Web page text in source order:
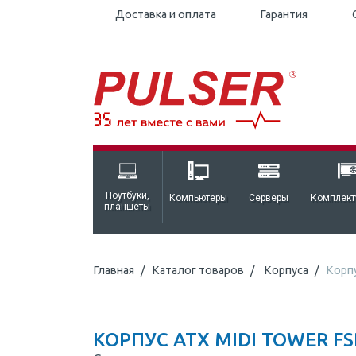
Доставка и оплата Гарантия
Ноутбуки,
планшеты
Компьютеры Серверы
Главная Каталог товаров Корпуса
КОРПУС ATX MIDI TOWER